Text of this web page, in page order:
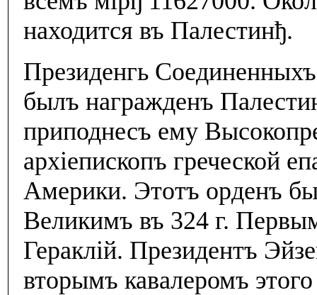
находится въ Палестинђ.
Президенгь
былъ награжденъ
приподнесъ ему
архiепископъ греческой
Америки. Этотъ орденъ
Великимъ въ 324 г.
Гераклiй. Президентъ
вторымъ кавалеромъ